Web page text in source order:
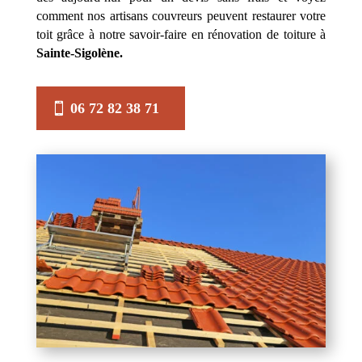
comment nos artisans couvreurs peuvent restaurer votre
toit grâce à notre savoir-faire en rénovation de toiture à
Sainte-Sigolène.
06 72 82 38 71